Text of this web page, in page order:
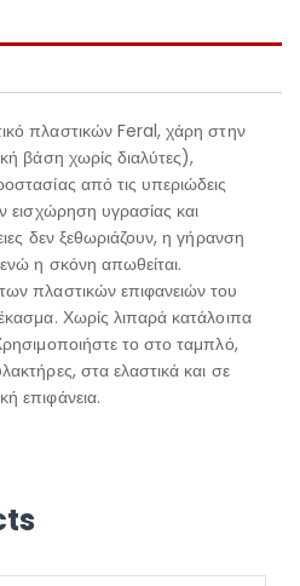
πλαστικών Feral, χάρη στην
βάση χωρίς διαλύτες),
από τις υπεριώδεις
εισχώρηση υγρασίας και
δεν ξεθωριάζουν, η γήρανση
η σκόνη απωθείται.
πλαστικών επιφανειών του
Χωρίς λιπαρά κατάλοιπα
το στο ταμπλό,
στα ελαστικά και σε
επιφάνεια.